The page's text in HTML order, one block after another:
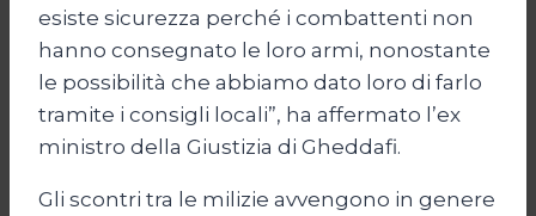
esiste sicurezza perché i combattenti non
hanno consegnato le loro armi, nonostante
le possibilità che abbiamo dato loro di farlo
tramite i consigli locali”, ha affermato l’ex
ministro della Giustizia di Gheddafi.
Gli scontri tra le milizie avvengono in genere